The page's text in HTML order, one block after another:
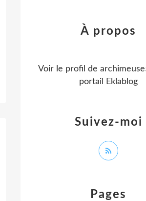
Pages
Suivez-moi
À propos
Voir le profil de
portail Eklablog